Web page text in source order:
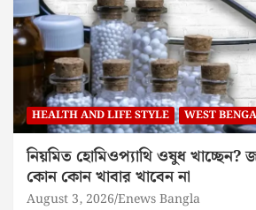
HEALTH AND LIFE STYLE WEST
নিয়মিত হোমিওপ্যাথি ওষুধ
কোন কোন খাবার খাবেন না
August 3, 2026 Enews Bangla